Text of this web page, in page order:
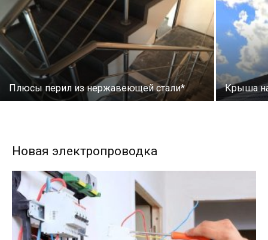
Плюсы перил из нержавеющей стали* Крыша
Новая электропроводка